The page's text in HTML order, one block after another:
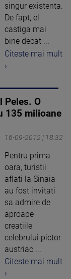
singur existenta.
De fapt, el
castiga mai
bine decat ...
Citeste mai mult
›
Peles. O
135 milioane
16-09-2012 | 18:32
Pentru prima
oara, turistii
aflati la Sinaia
au fost invitati
sa admire de
aproape
creatiile
celebrului pictor
austriac ...
Citeste mai mult
›